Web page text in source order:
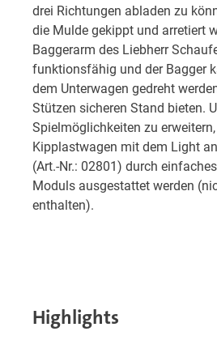
drei Richtungen abladen zu
die Mulde gekippt und arretiert
Baggerarm des Liebherr
funktionsfähig und der Bagger
dem Unterwagen gedreht
Stützen sicheren Stand bieten.
Spielmöglichkeiten zu
Kipplastwagen mit dem Light
(Art.-Nr.: 02801) durch
Moduls ausgestattet werden
enthalten).
Highlights